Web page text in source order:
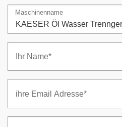
Maschinenname